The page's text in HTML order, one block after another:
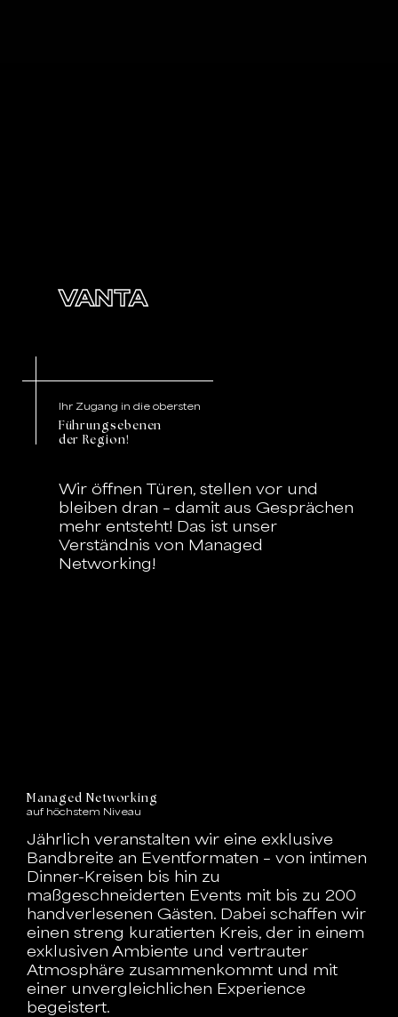
VANTA
Ihr Zugang in die obersten
Führungsebenen
der Region!
Wir öffnen Türen, stellen vor und
bleiben dran – damit aus Gesprächen
mehr entsteht! Das ist unser
Verständnis von Managed
Networking!
Managed Networking
auf höchstem Niveau
Jährlich veranstalten wir eine exklusive
Bandbreite an Eventformaten – von intimen
Dinner-Kreisen bis hin zu
maßgeschneiderten Events mit bis zu 200
handverlesenen Gästen. Dabei schaffen wir
einen streng kuratierten Kreis, der in einem
exklusiven Ambiente und vertrauter
Atmosphäre zusammenkommt und mit
einer unvergleichlichen Experience
begeistert.